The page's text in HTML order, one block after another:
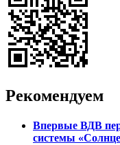
Рекомендуем
Впервые ВДВ
системы